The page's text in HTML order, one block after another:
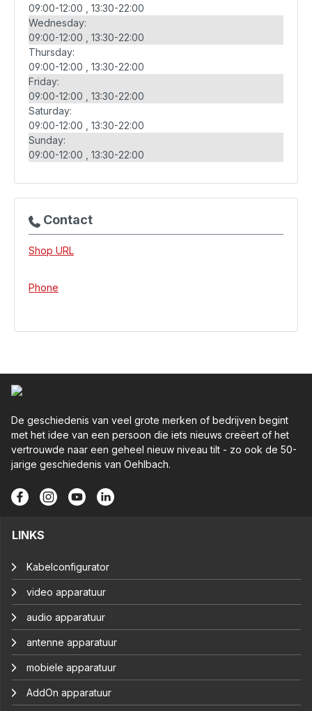
09:00-12:00
13:30-22:00
Wednesday:
09:00-12:00
13:30-22:00
Thursday:
09:00-12:00
13:30-22:00
Friday:
09:00-12:00
13:30-22:00
Saturday:
09:00-12:00
13:30-22:00
Sunday:
09:00-12:00
13:30-22:00
Contact
Shop URL
Phone
De geschiedenis van veel grote merken of bedrijven begint
met het idee van een persoon die iets nieuws creëert of het
vertrouwde naar een geheel nieuw niveau tilt - zo ook de 50-
jarige geschiedenis van Oehlbach.
LINKS
Kabelconfigurator
video apparatuur
audio apparatuur
antenne apparatuur
mobiele apparatuur
AddOn apparatuur